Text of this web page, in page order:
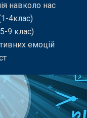
навколо нас
4клас)
9 клас)
емоцій